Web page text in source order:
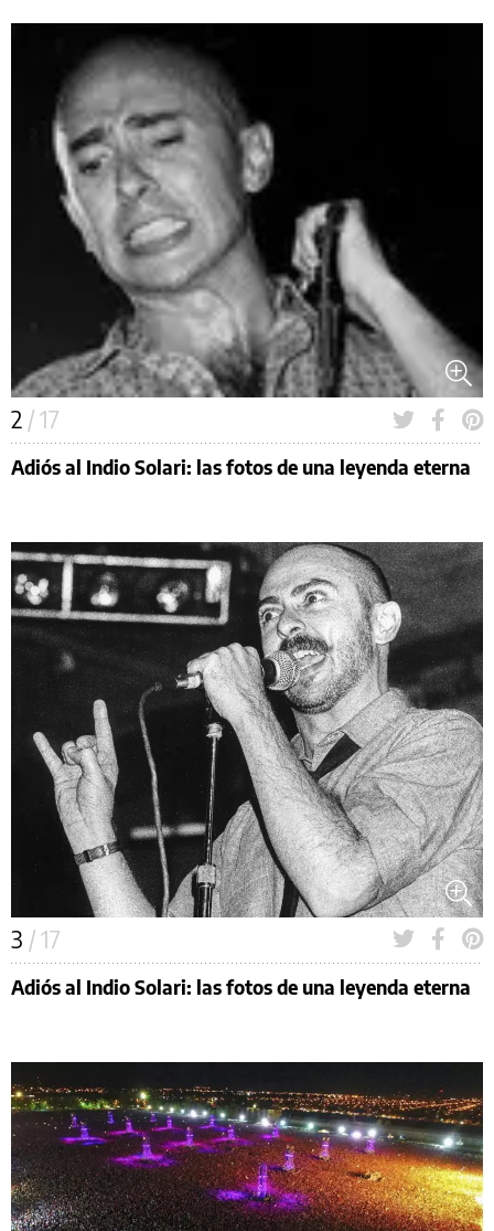
2 / 17
Adiós al Indio Solari: las fotos de una leyenda eterna
3 / 17
Adiós al Indio Solari: las fotos de una leyenda eterna